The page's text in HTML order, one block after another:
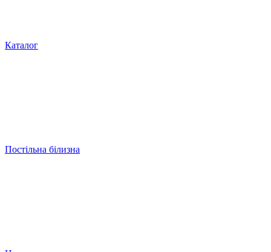
Каталог
Постільна білизна